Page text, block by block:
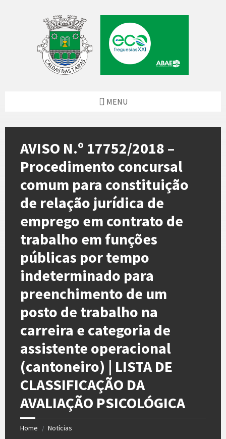
MENU
AVISO N.º 17752/2018 –
Procedimento concursal
comum para constituição
de relação jurídica de
emprego em contrato de
trabalho em funções
públicas por tempo
indeterminado para
preenchimento de um
posto de trabalho na
carreira e categoria de
assistente operacional
(cantoneiro) | LISTA DE
CLASSIFICAÇÃO DA
AVALIAÇÃO PSICOLÓGICA
Home / Notícias